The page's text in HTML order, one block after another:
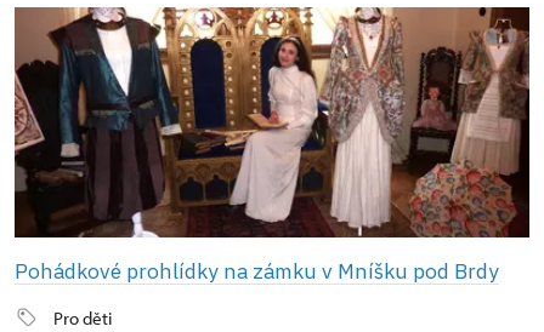
Pohádkové prohlídky na zámku v Mníšku pod Brdy
Pro děti